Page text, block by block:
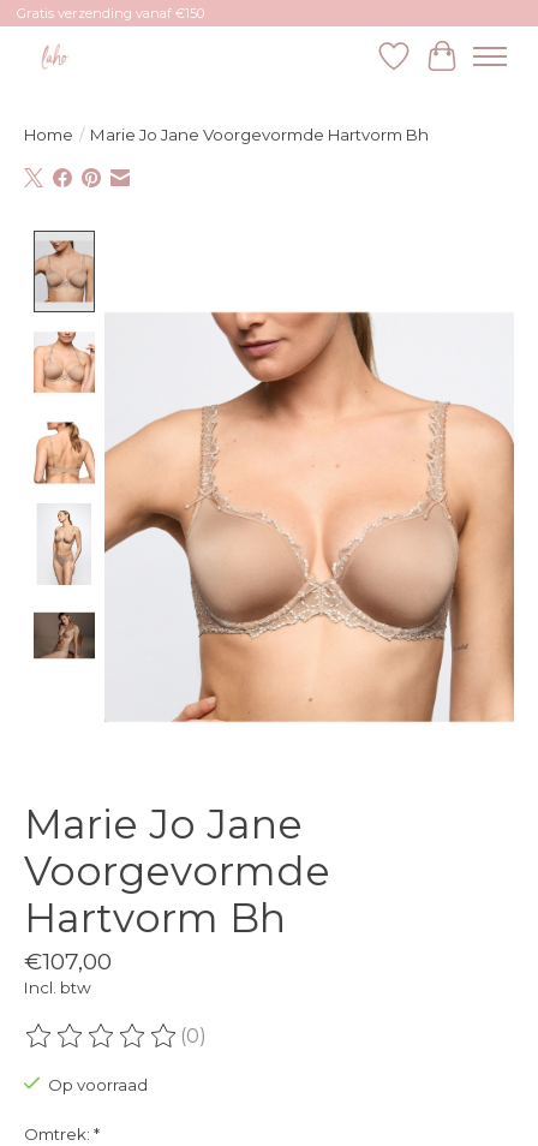
Gratis verzending vanaf €150
Verlanglijst
Home / Marie Jo Jane Voorgevormde Hartvorm Bh
Marie Jo Jane
Voorgevormde
Hartvorm Bh
€107,00
Incl. btw
De beoordeling van dit product is
(0)
Op voorraad
Omtrek: *